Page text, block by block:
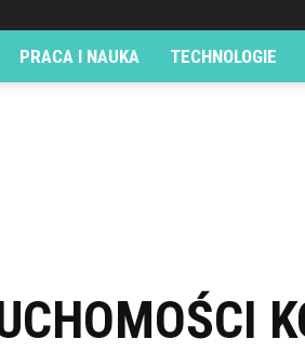
PRACA I NAUKA TECHNOLOGIE